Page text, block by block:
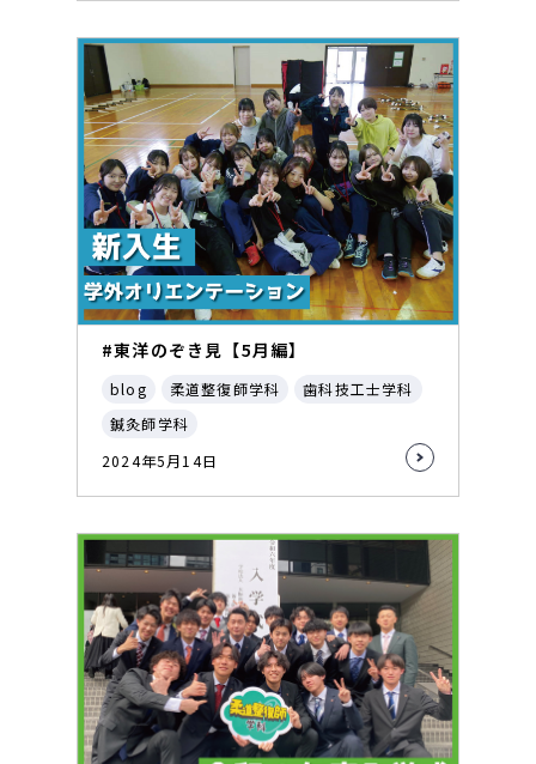
#東洋のぞき見【5月編】
blog 柔道整復師学科
歯科技工士学科
鍼灸師学科
2024年5月14日